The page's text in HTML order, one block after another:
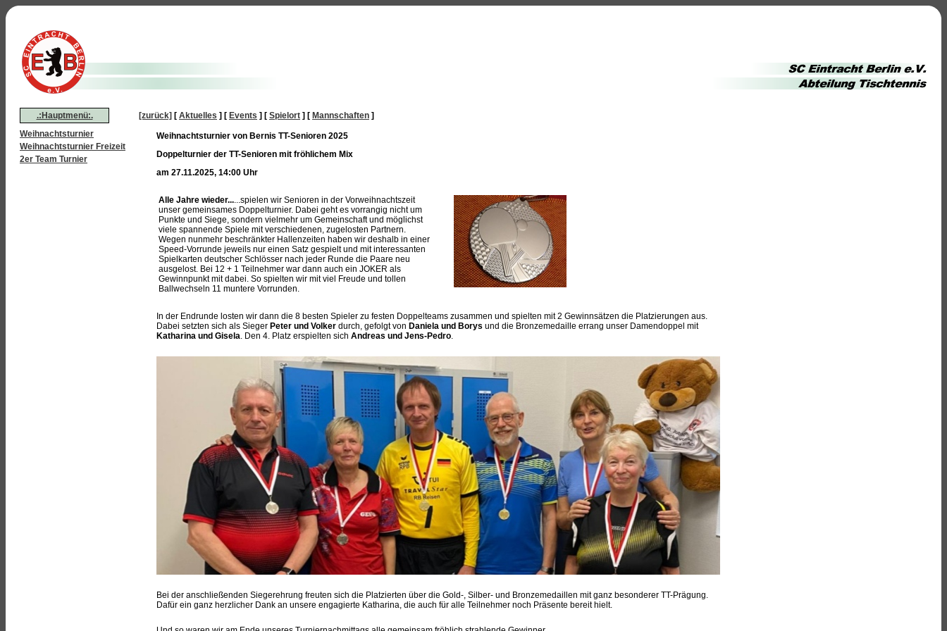
.:Hauptmenü:. [zurück] [ Aktuelles ] [ Events ] [ Spielort ] [ Mannschaften ]
Weihnachtsturnier
Weihnachtsturnier Freizeit
2er Team Turnier
Weihnachtsturnier von Bernis TT-Senioren 2025
Doppelturnier der TT-Senioren mit fröhlichem Mix
am 27.11.2025, 14:00 Uhr
Alle Jahre wieder......spielen wir Senioren in der Vorweihnachtszeit
unser gemeinsames Doppelturnier. Dabei geht es vorrangig nicht um
Punkte und Siege, sondern vielmehr um Gemeinschaft und möglichst
viele spannende Spiele mit verschiedenen, zugelosten Partnern.
Wegen nunmehr beschränkter Hallenzeiten haben wir deshalb in einer
Speed-Vorrunde jeweils nur einen Satz gespielt und mit interessanten
Spielkarten deutscher Schlösser nach jeder Runde die Paare neu
ausgelost. Bei 12 + 1 Teilnehmer war dann auch ein JOKER als
Gewinnpunkt mit dabei. So spielten wir mit viel Freude und tollen
Ballwechseln 11 muntere Vorrunden.
In der Endrunde losten wir dann die 8 besten Spieler zu festen Doppelteams zusammen und spielten mit 2 Gewinnsätzen die Platzierungen aus.
Dabei setzten sich als Sieger Peter und Volker durch, gefolgt von Daniela und Borys und die Bronzemedaille errang unser Damendoppel mit
Katharina und Gisela. Den 4. Platz erspielten sich Andreas und Jens-Pedro.
Bei der anschließenden Siegerehrung freuten sich die Platzierten über die Gold-, Silber- und Bronzemedaillen mit ganz besonderer TT-Prägung.
Dafür ein ganz herzlicher Dank an unsere engagierte Katharina, die auch für alle Teilnehmer noch Präsente bereit hielt.